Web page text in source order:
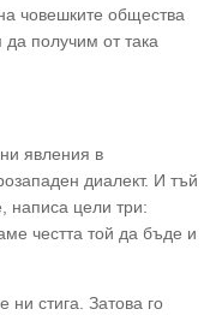
човешките общества
получим от така
явления в
диалект. И тъй
написа цели три:
честта той да бъде и
стига. Затова го